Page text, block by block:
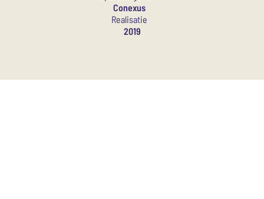
Conexus
Realisatie
2019